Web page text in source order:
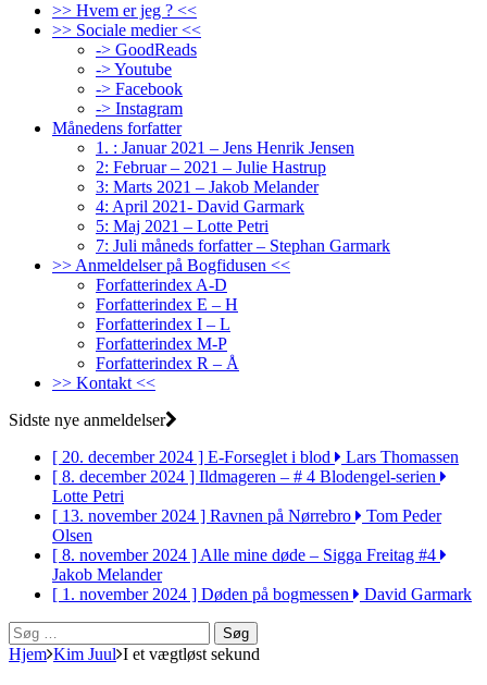
>> Hvem er jeg ? <<
>> Sociale medier <<
-> GoodReads
-> Youtube
-> Facebook
-> Instagram
Månedens forfatter
1. : Januar 2021 – Jens Henrik Jensen
2: Februar – 2021 – Julie Hastrup
3: Marts 2021 – Jakob Melander
4: April 2021- David Garmark
5: Maj 2021 – Lotte Petri
7: Juli måneds forfatter – Stephan Garmark
>> Anmeldelser på Bogfidusen <<
Forfatterindex A-D
Forfatterindex E – H
Forfatterindex I – L
Forfatterindex M-P
Forfatterindex R – Å
>> Kontakt <<
Sidste nye anmeldelser
[ 20. december 2024 ] E-Forseglet i blod
Lars Thomassen
[ 8. december 2024 ] Ildmageren – # 4 Blodengel-serien
Lotte Petri
[ 13. november 2024 ] Ravnen på Nørrebro
Tom Peder
Olsen
[ 8. november 2024 ]Alle mine døde – Sigga Freitag #4
Jakob Melander
[ 1. november 2024 ] Døden på bogmessen
David Garmark
Søg
efter:
Hjem Kim Juul I et vægtløst sekund